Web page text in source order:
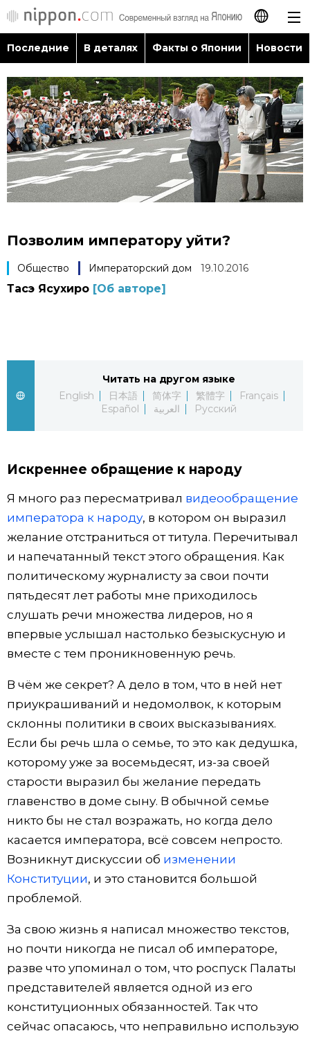
日本語
English
简体字
繁體字
Français
العربية
Последние
В деталях
Путеводитель по Японии
Экономика
Технологии
Токио
От редакции
Популярные статьи
Семья
Последние В деталях Факты о Японии Новости
Позволим императору уйти?
Общество Императорский дом 19.10.2016
Тасэ Ясухиро [Об авторе]
Читать на другом языке
English
日本語 简体字 繁體字
Français
Español
العربية Русский
Искреннее обращение к народу
Я много раз пересматривал видеообращение
императора к народу, в котором он выразил
желание отстраниться от титула. Перечитывал
и напечатанный текст этого обращения. Как
политическому журналисту за свои почти
пятьдесят лет работы мне приходилось
слушать речи множества лидеров, но я
впервые услышал настолько безыскусную и
вместе с тем проникновенную речь.
В чём же секрет? А дело в том, что в ней нет
приукрашиваний и недомолвок, к которым
склонны политики в своих высказываниях.
Если бы речь шла о семье, то это как дедушка,
которому уже за восемьдесят, из-за своей
старости выразил бы желание передать
главенство в доме сыну. В обычной семье
никто бы не стал возражать, но когда дело
касается императора, всё совсем непросто.
Возникнут дискуссии об изменении
Конституции, и это становится большой
проблемой.
За свою жизнь я написал множество текстов,
но почти никогда не писал об императоре,
разве что упоминал о том, что роспуск Палаты
представителей является одной из его
конституционных обязанностей. Так что
сейчас опасаюсь, что неправильно использую